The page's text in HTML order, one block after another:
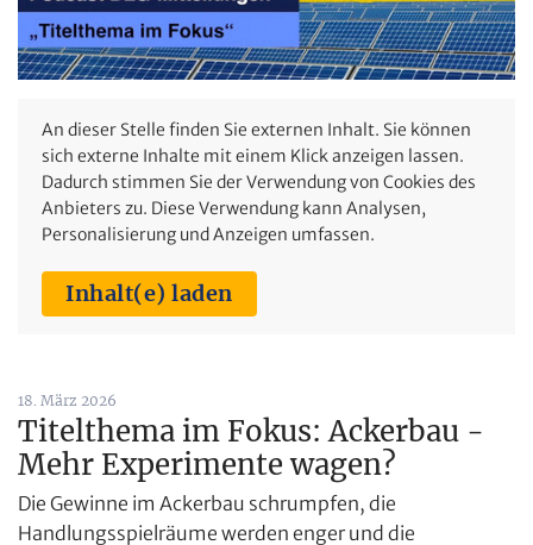
An dieser Stelle finden Sie externen Inhalt. Sie können
sich externe Inhalte mit einem Klick anzeigen lassen.
Dadurch stimmen Sie der Verwendung von Cookies des
Anbieters zu. Diese Verwendung kann Analysen,
Personalisierung und Anzeigen umfassen.
Inhalt(e) laden
18. März 2026
Titelthema im Fokus: Ackerbau -
Mehr Experimente wagen?
Die Gewinne im Ackerbau schrumpfen, die
Handlungsspielräume werden enger und die